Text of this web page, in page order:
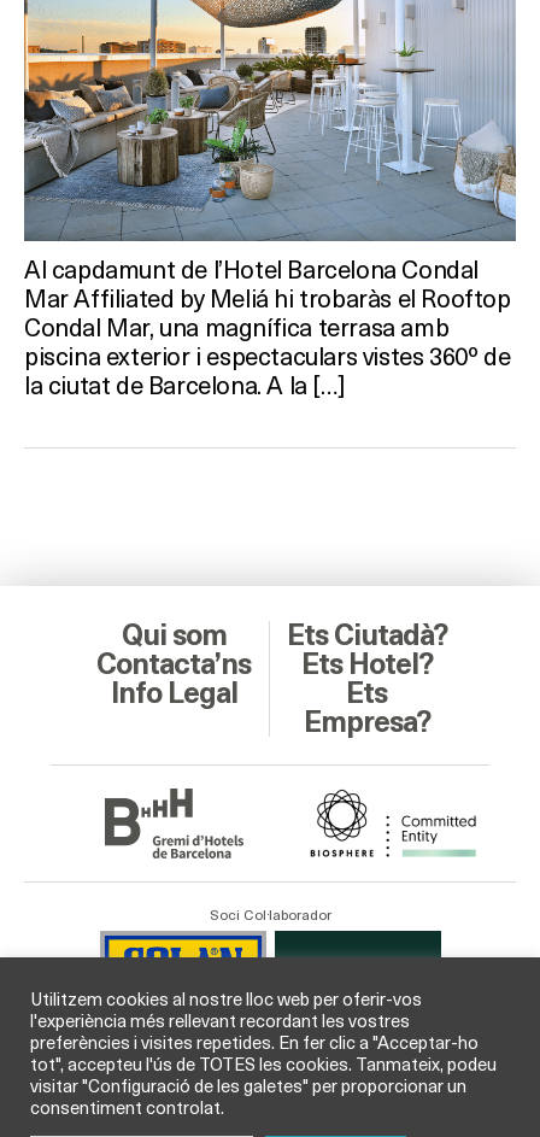
Al capdamunt de l’Hotel Barcelona Condal
Mar Affiliated by Meliá hi trobaràs el Rooftop
Condal Mar, una magnífica terrasa amb
piscina exterior i espectaculars vistes 360º de
la ciutat de Barcelona. A la […]
Qui som
Contacta’ns
Info Legal
Ets Ciutadà?
Ets Hotel?
Ets
Empresa?
Soci Col·laborador
Utilitzem cookies al nostre lloc web per oferir-vos
l'experiència més rellevant recordant les vostres
preferències i visites repetides. En fer clic a "Acceptar-ho
tot", accepteu l'ús de TOTES les cookies. Tanmateix, podeu
visitar "Configuració de les galetes" per proporcionar un
consentiment controlat.